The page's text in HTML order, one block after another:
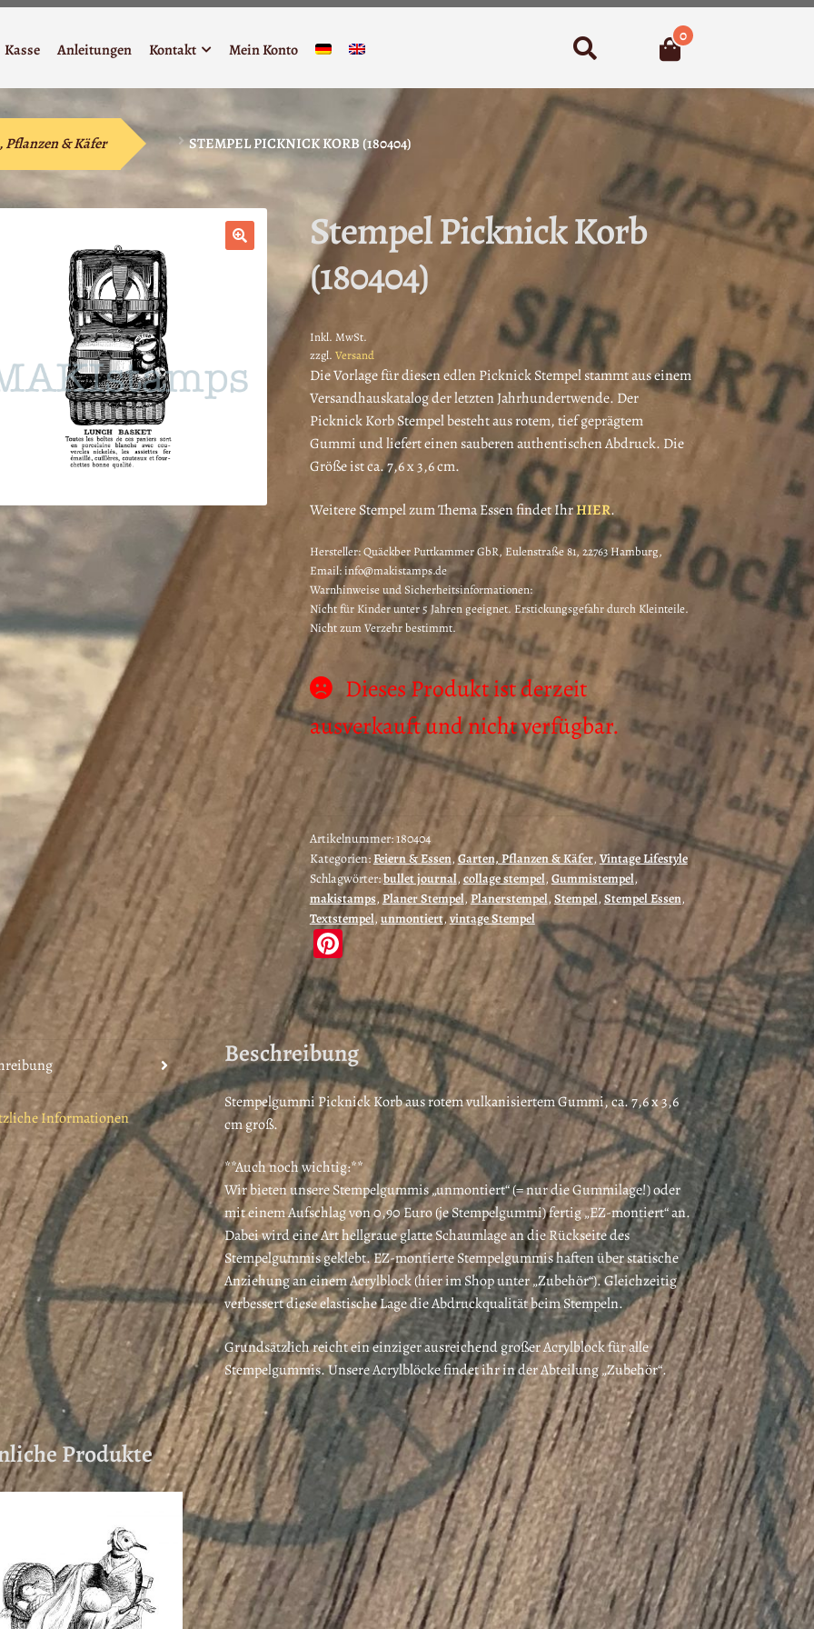
Kasse Anleitungen Kontakt Mein Konto Suchen 0
Pflanzen & Käfer STEMPEL PICKNICK KORB (180404)
Stempel Picknick Korb
(180404)
Inkl. MwSt.
zzgl. Versand
Die Vorlage für diesen edlen Picknick Stempel stammt aus einem
Versandhauskatalog der letzten Jahrhundertwende. Der
Picknick Korb Stempel besteht aus rotem, tief geprägtem
Gummi und liefert einen sauberen authentischen Abdruck. Die
Größe ist ca. 7,6 x 3,6 cm.
Weitere Stempel zum Thema Essen findet IhrHIER.
Hersteller:Quäckber Puttkammer GbR, Eulenstraße 81, 22763 Hamburg,
Email: info@makistamps.de
Warnhinweise und Sicherheitsinformationen:
Nicht für Kinder unter 5 Jahren geeignet. Erstickungsgefahr durch Kleinteile.
Nicht zum Verzehr bestimmt.
Dieses Produkt ist derzeit
ausverkauft und nicht verfügbar.
Artikelnummer:180404
Kategorien:Feiern & Essen,Garten, Pflanzen & Käfer, Vintage Lifestyle
Schlagwörter:bullet journal, collage stempel, Gummistempel,
makistamps,Planer Stempel,Planerstempel, Stempel, Stempel Essen,
Textstempel, unmontiert, vintage Stempel
Pi
nt
er
es
t
Informationen
Beschreibung
Stempelgummi Picknick Korb aus rotem vulkanisiertem Gummi, ca. 7,6 x 3,6
cm groß.
**Auch noch wichtig:**
Wir bieten unsere Stempelgummis „unmontiert“ (= nur die Gummilage!) oder
mit einem Aufschlag von 0,90 Euro (je Stempelgummi) fertig „EZ-montiert“ an.
Dabei wird eine Art hellgraue glatte Schaumlage an die Rückseite des
Stempelgummis geklebt. EZ-montierte Stempelgummis haften über statische
Anziehung an einem Acrylblock (hier im Shop unter „Zubehör“). Gleichzeitig
verbessert diese elastische Lage die Abdruckqualität beim Stempeln.
Grundsätzlich reicht ein einziger ausreichend großer Acrylblock für alle
Stempelgummis. Unsere Acrylblöcke findet ihr in der Abteilung „Zubehör“.
Produkte